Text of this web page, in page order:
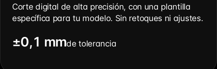
Corte digital de alta precisión, con una plantilla
específica para tu modelo. Sin retoques ni ajustes.
±0,1 mmde tolerancia